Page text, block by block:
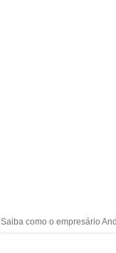
Saiba como o empresário